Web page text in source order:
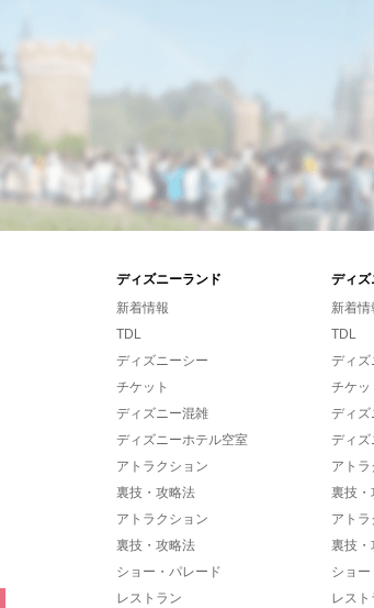
ディズニーランド ディズ
新着情報
TDL
ディズニーシー
チケット
ディズニー混雑
ディズニーホテル空室
アトラクション
裏技・攻略法
アトラクション
裏技・攻略法
ショー・パレード
レストラン
新着情
TDL
ディズ
チケッ
ディズ
ディズ
アトラ
裏技・
アトラ
裏技・
ショー
レスト